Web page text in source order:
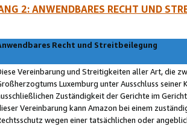
2: ANWENDBARES RECHT UND
Recht und Streitbeilegung
Vereinbarung und Streitigkeiten aller Art, die
Luxemburg unter Ausschluss
Zuständigkeit der Gerichte im
Vereinbarung kann Amazon bei einem
wegen einer tatsächlichen oder